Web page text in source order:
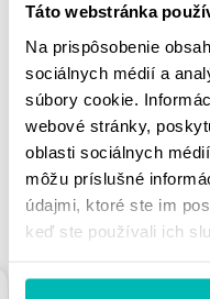
Táto webstránka
Na prispôsobenie
sociálnych médií a
súbory cookie.
webové stránky,
oblasti sociálnych
môžu príslušné
údajmi, ktoré ste im
keď ste používali ich